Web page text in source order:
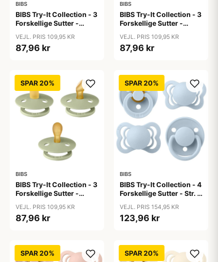
BIBS
BIBS Try-It Collection - 3
Forskellige Sutter -
Blue
VEJL. PRIS 109,95 KR
87,96 kr
BIBS
BIBS Try-It Collection - 3
Forskellige Sutter -
VEJL. PRIS 109,95 KR
87,96 kr
SPAR 20%
BIBS
BIBS Try-It Collection - 3
Forskellige Sutter -
VEJL. PRIS 109,95 KR
87,96 kr
SPAR 20%
BIBS
BIBS Try-It Collection - 4
Forskellige Sutter - Str. 1
VEJL. PRIS 154,95 KR
123,96 kr
SPAR 20% SPAR 20%